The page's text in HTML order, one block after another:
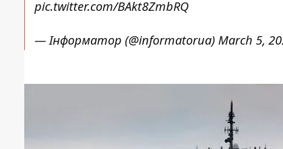
pic.twitter.com/BAkt8ZmbRQ
— Інформатор (@informatorua) March 5,